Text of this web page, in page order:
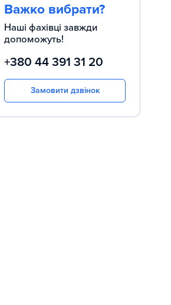
Важко вибрати?
Наші фахівці завжди
допоможуть!
+380 44 391 31 20
Замовити дзвінок